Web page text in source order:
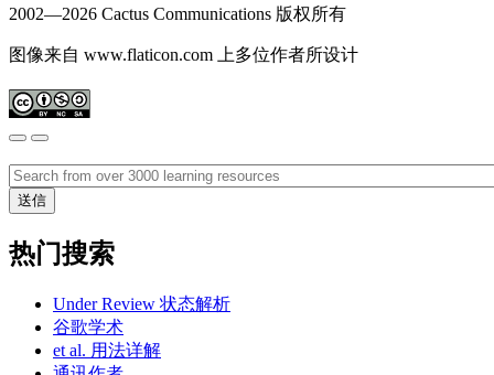
2002—2026 Cactus Communications 版权所有
图像来自 www.flaticon.com 上多位作者所设计
热门搜索
Under Review 状态解析
谷歌学术
et al. 用法详解